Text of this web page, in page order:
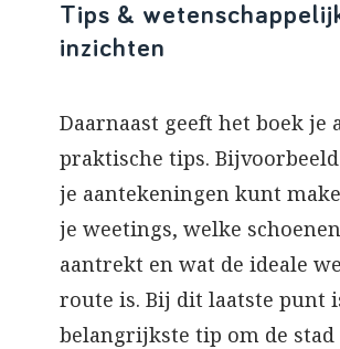
Tips &
inzichten
Daarnaast geeft het boek je
praktische tips.
je aantekeningen kunt
je weetings, welke
aantrekt en wat de ideale
route is. Bij dit laatste punt
belangrijkste tip om de stad